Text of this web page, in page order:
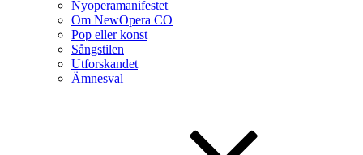
Nyoperamanifestet
Om NewOpera CO
Pop eller konst
Sångstilen
Utforskandet
Ämnesval